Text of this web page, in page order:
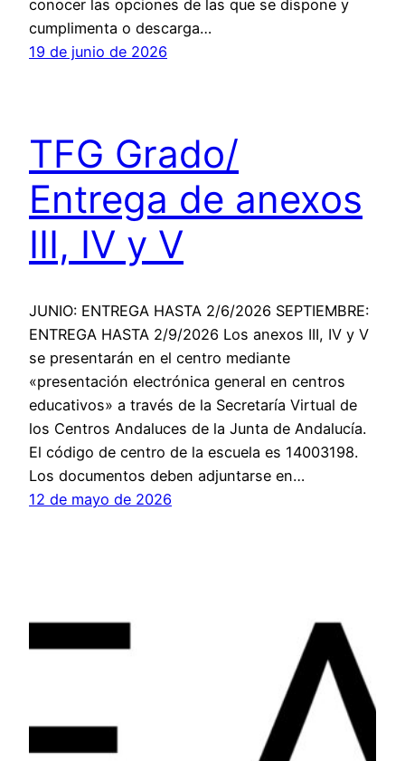
conocer las opciones de las que se dispone y
cumplimenta o descarga…
19 de junio de 2026
TFG Grado/
Entrega de anexos
III, IV y V
JUNIO: ENTREGA HASTA 2/6/2026 SEPTIEMBRE:
ENTREGA HASTA 2/9/2026 Los anexos III, IV y V
se presentarán en el centro mediante
«presentación electrónica general en centros
educativos» a través de la Secretaría Virtual de
los Centros Andaluces de la Junta de Andalucía.
El código de centro de la escuela es 14003198.
Los documentos deben adjuntarse en…
12 de mayo de 2026